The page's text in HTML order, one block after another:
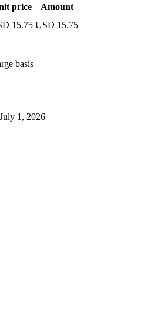
price
Amount
15.75 USD 15.75
basis
1, 2026